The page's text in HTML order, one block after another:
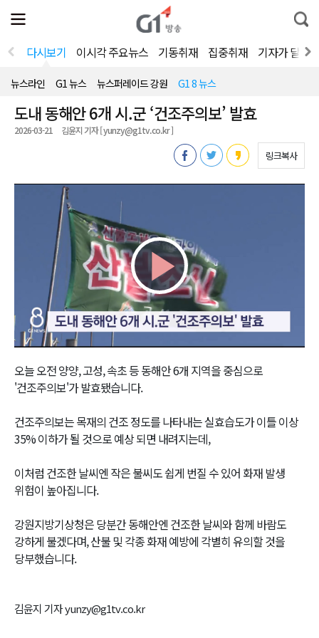
전
체
뉴
열
통
합
색
다시보기 이시각 주요뉴스 기동취재 집중취재 기자가 달려
뉴스라인 G1 뉴스 뉴스퍼레이드 강원 G1 8 뉴스
도내 동해안 6개 시.군 ‘건조주의보’ 발효
2026-03-21 김윤지 기자 [ yunzy@g1tv.co.kr ]
링크복사
Play
Video
오늘 오전 양양, 고성, 속초 등 동해안 6개 지역을 중심으로
'건조주의보'가 발효됐습니다.
건조주의보는 목재의 건조 정도를 나타내는 실효습도가 이틀 이상
35% 이하가 될 것으로 예상 되면 내려지는데,
이처럼 건조한 날씨엔 작은 불씨도 쉽게 번질 수 있어 화재 발생
위험이 높아집니다.
강원지방기상청은 당분간 동해안엔 건조한 날씨와 함께 바람도
강하게 불겠다며, 산불 및 각종 화재 예방에 각별히 유의할 것을
당부했습니다.
김윤지 기자 yunzy@g1tv.co.kr